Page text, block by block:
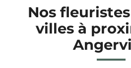
Nos
villes à